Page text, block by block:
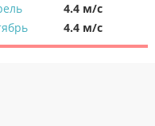
4.4 м/с
4.4 м/с